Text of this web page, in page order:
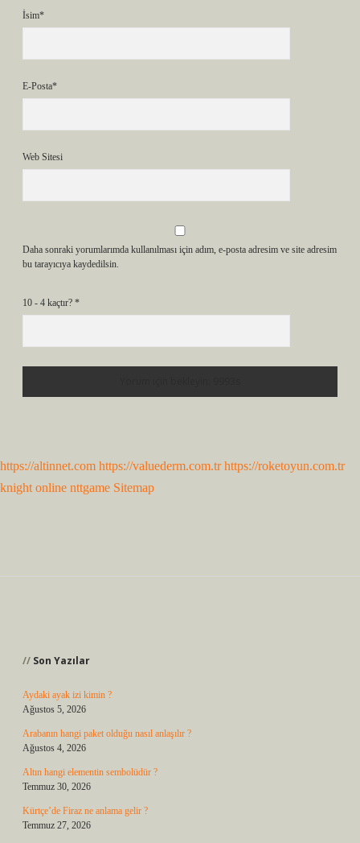
İsim*
E-Posta*
Web Sitesi
Daha sonraki yorumlarımda kullanılması için adım, e-posta adresim ve site adresim
bu tarayıcıya kaydedilsin.
10 - 4 kaçtır? *
https://altinnet.com https://valuederm.com.tr https://roketoyun.com.tr
knight online nttgame Sitemap
Son Yazılar
Aydaki ayak izi kimin ?
Ağustos 5, 2026
Arabanın hangi paket olduğu nasıl anlaşılır ?
Ağustos 4, 2026
Altın hangi elementin sembolüdür ?
Temmuz 30, 2026
Kürtçe’de Firaz ne anlama gelir ?
Temmuz 27, 2026